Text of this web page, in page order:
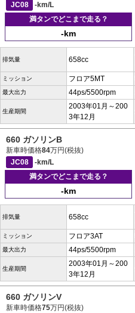
JC08
-km/L
満タンでどこまで走る？
-km
排気量 658cc
ミッション フロア5MT
最大出力 44ps/5500rpm
生産期間
2003年01月～200
3年12月
660 ガソリンB
新車時価格84万円(税抜)
JC08
-km/L
満タンでどこまで走る？
-km
排気量 658cc
ミッション フロア3AT
最大出力 44ps/5500rpm
生産期間
2003年01月～200
3年12月
660 ガソリンV
新車時価格75万円(税抜)